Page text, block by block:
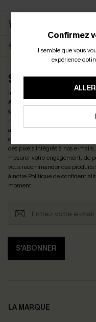
Confirmez
Il semble que vous
expérience
S'ABONNER
Inscrivez-vous maintenant et
ACHETÉS
soumettant votre adresse e-mail,
marketing (y compris du
avoir pris connaissance de nos
données collectées sur notre
des pixels intégrés à nos e-
mesurer votre engagement, de
vous recommander des
à notre Politique de
moment.
S'ABONNER
LA MARQUE